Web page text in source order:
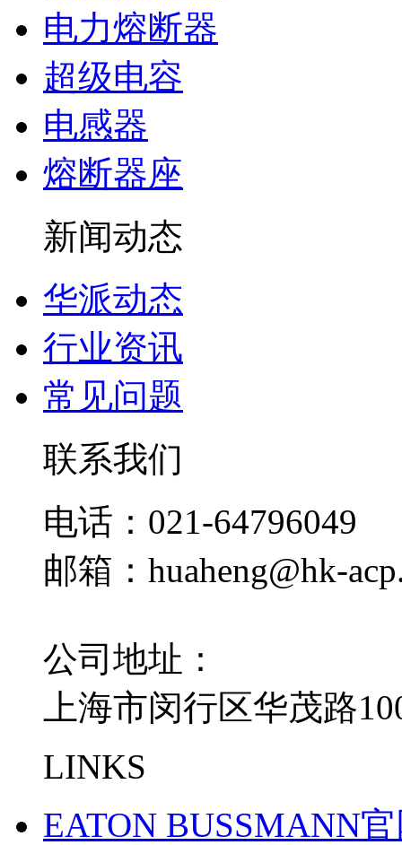
电力熔断器
超级电容
电感器
熔断器座
新闻动态
华派动态
行业资讯
常见问题
联系我们
电话：021-64796049
邮箱：huaheng@hk-
公司地址：
上海市闵行区华茂路
LINKS
EATON BUSSMANN